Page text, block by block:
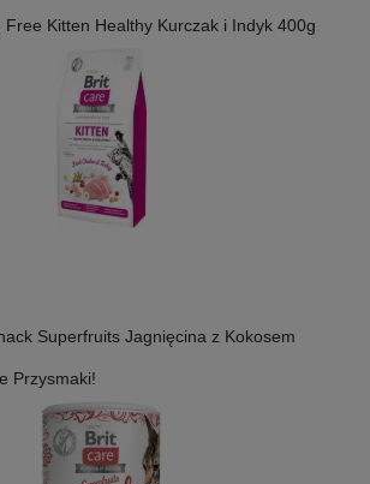
Free Kitten Healthy Kurczak i Indyk 400g
Superfruits Jagnięcina z Kokosem
Przysmaki!